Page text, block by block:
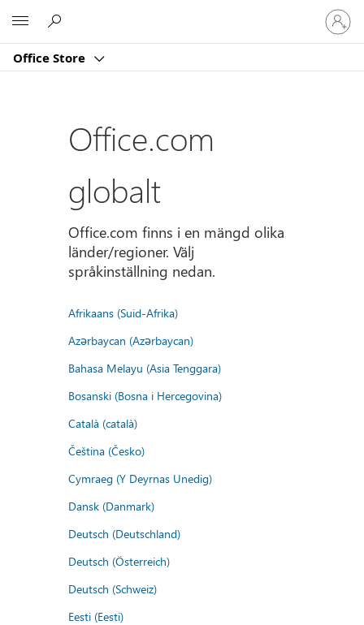
Office Store
Logga
in
på
konto
Office.com
globalt
Office.com finns i en mängd olika
länder/regioner. Välj
språkinställning nedan.
Afrikaans (Suid-Afrika)
Azərbaycan (Azərbaycan)
Bahasa Melayu (Asia Tenggara)
Bosanski (Bosna i Hercegovina)
Català (català)
Čeština (Česko)
Cymraeg (Y Deyrnas Unedig)
Dansk (Danmark)
Deutsch (Deutschland)
Deutsch (Österreich)
Deutsch (Schweiz)
Eesti (Eesti)